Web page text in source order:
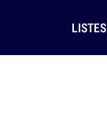
LISTES